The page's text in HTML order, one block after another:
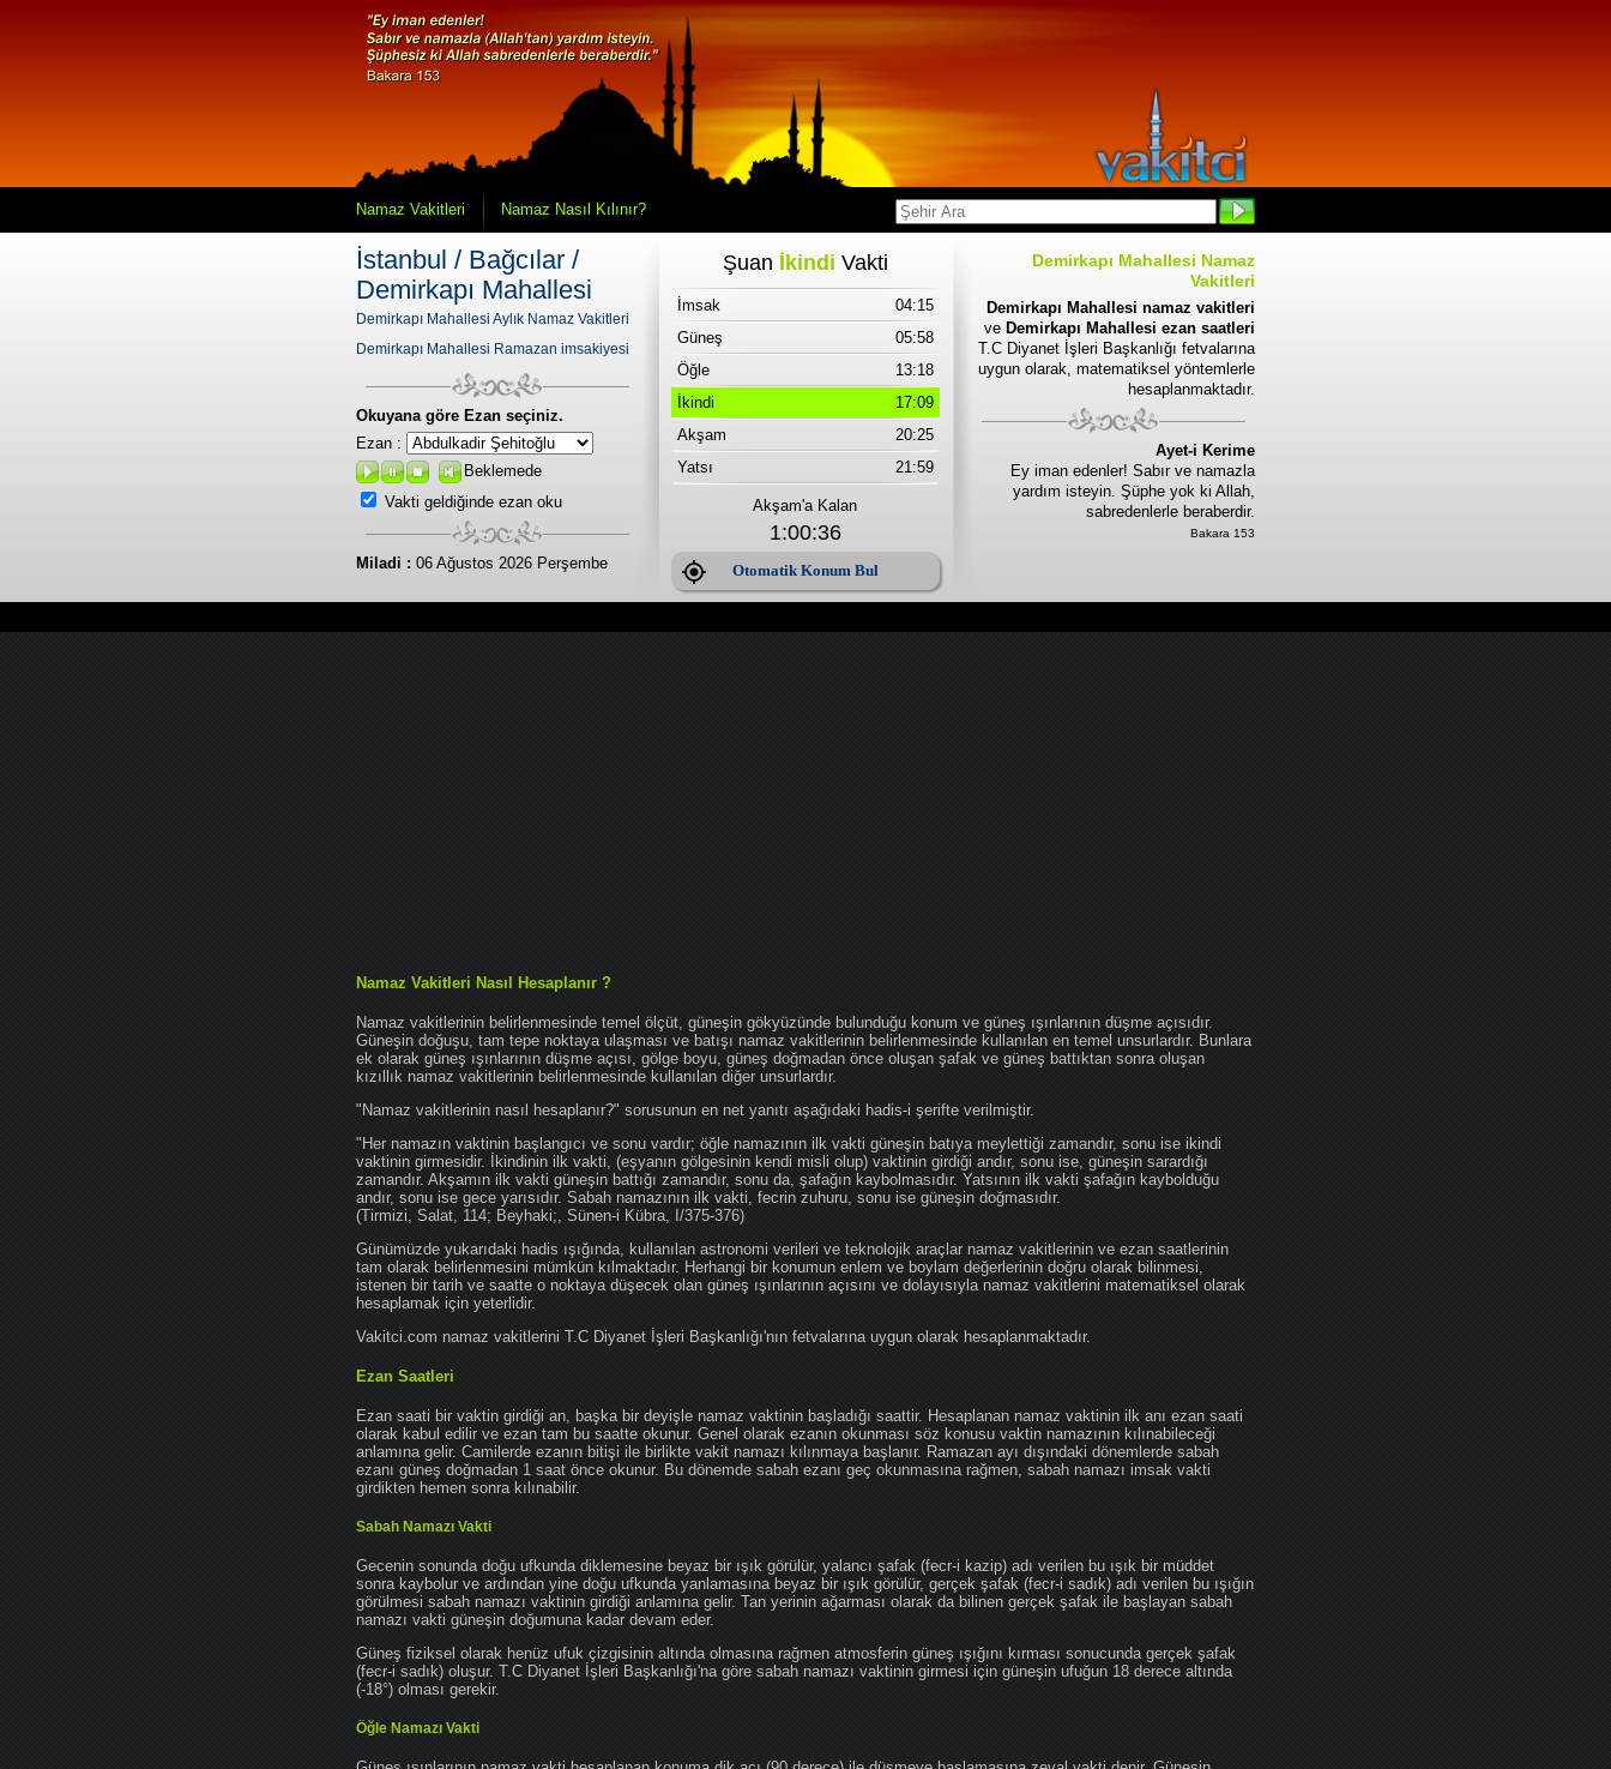
Namaz Vakitleri Namaz Nasıl Kılınır?
İstanbul / Bağcılar /
Demirkapı Mahallesi
Demirkapı Mahallesi Aylık Namaz Vakitleri
Demirkapı Mahallesi Ramazan imsakiyesi
Okuyana göre Ezan seçiniz.
Ezan :
Beklemede
Vakti geldiğinde ezan oku
Miladi : 06 Ağustos 2026 Perşembe
Şuan İkindi Vakti
İmsak
04:15
Güneş
05:58
Öğle
13:18
İkindi
17:09
Akşam
20:25
Yatsı
21:59
Akşam'a Kalan
1:00:36
Otomatik Konum Bul
Demirkapı Mahallesi Namaz
Vakitleri
Demirkapı Mahallesi namaz vakitleri
ve Demirkapı Mahallesi ezan saatleri
T.C Diyanet İşleri Başkanlığı fetvalarına
uygun olarak, matematiksel yöntemlerle
hesaplanmaktadır.
Ayet-i Kerime
Ey iman edenler! Sabır ve namazla
yardım isteyin. Şüphe yok ki Allah,
sabredenlerle beraberdir.
Bakara 153
Namaz Vakitleri Nasıl Hesaplanır ?
Namaz vakitlerinin belirlenmesinde temel ölçüt, güneşin gökyüzünde bulunduğu konum ve güneş ışınlarının düşme açısıdır.
Güneşin doğuşu, tam tepe noktaya ulaşması ve batışı namaz vakitlerinin belirlenmesinde kullanılan en temel unsurlardır. Bunlara
ek olarak güneş ışınlarının düşme açısı, gölge boyu, güneş doğmadan önce oluşan şafak ve güneş battıktan sonra oluşan
kızıllık namaz vakitlerinin belirlenmesinde kullanılan diğer unsurlardır.
"Namaz vakitlerinin nasıl hesaplanır?" sorusunun en net yanıtı aşağıdaki hadis-i şerifte verilmiştir.
"Her namazın vaktinin başlangıcı ve sonu vardır; öğle namazının ilk vakti güneşin batıya meylettiği zamandır, sonu ise ikindi
vaktinin girmesidir. İkindinin ilk vakti, (eşyanın gölgesinin kendi misli olup) vaktinin girdiği andır, sonu ise, güneşin sarardığı
zamandır. Akşamın ilk vakti güneşin battığı zamandır, sonu da, şafağın kaybolmasıdır. Yatsının ilk vakti şafağın kaybolduğu
andır, sonu ise gece yarısıdır. Sabah namazının ilk vakti, fecrin zuhuru, sonu ise güneşin doğmasıdır.
(Tirmizi, Salat, 114; Beyhaki;, Sünen-i Kübra, I/375-376)
Günümüzde yukarıdaki hadis ışığında, kullanılan astronomi verileri ve teknolojik araçlar namaz vakitlerinin ve ezan saatlerinin
tam olarak belirlenmesini mümkün kılmaktadır. Herhangi bir konumun enlem ve boylam değerlerinin doğru olarak bilinmesi,
istenen bir tarih ve saatte o noktaya düşecek olan güneş ışınlarının açısını ve dolayısıyla namaz vakitlerini matematiksel olarak
hesaplamak için yeterlidir.
Vakitci.com namaz vakitlerini T.C Diyanet İşleri Başkanlığı'nın fetvalarına uygun olarak hesaplanmaktadır.
Ezan Saatleri
Ezan saati bir vaktin girdiği an, başka bir deyişle namaz vaktinin başladığı saattir. Hesaplanan namaz vaktinin ilk anı ezan saati
olarak kabul edilir ve ezan tam bu saatte okunur. Genel olarak ezanın okunması söz konusu vaktin namazının kılınabileceği
anlamına gelir. Camilerde ezanın bitişi ile birlikte vakit namazı kılınmaya başlanır. Ramazan ayı dışındaki dönemlerde sabah
ezanı güneş doğmadan 1 saat önce okunur. Bu dönemde sabah ezanı geç okunmasına rağmen, sabah namazı imsak vakti
girdikten hemen sonra kılınabilir.
Sabah Namazı Vakti
Gecenin sonunda doğu ufkunda diklemesine beyaz bir ışık görülür, yalancı şafak (fecr-i kazip) adı verilen bu ışık bir müddet
sonra kaybolur ve ardından yine doğu ufkunda yanlamasına beyaz bir ışık görülür, gerçek şafak (fecr-i sadık) adı verilen bu ışığın
görülmesi sabah namazı vaktinin girdiği anlamına gelir. Tan yerinin ağarması olarak da bilinen gerçek şafak ile başlayan sabah
namazı vakti güneşin doğumuna kadar devam eder.
Güneş fiziksel olarak henüz ufuk çizgisinin altında olmasına rağmen atmosferin güneş ışığını kırması sonucunda gerçek şafak
(fecr-i sadık) oluşur. T.C Diyanet İşleri Başkanlığı'na göre sabah namazı vaktinin girmesi için güneşin ufuğun 18 derece altında
(-18°) olması gerekir.
Öğle Namazı Vakti